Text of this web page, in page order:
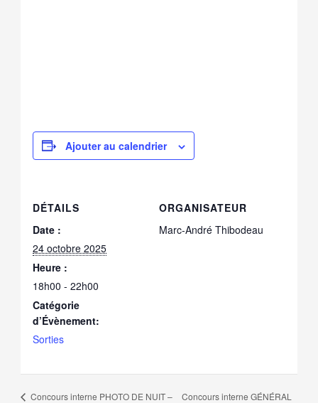
Ajouter au calendrier
DÉTAILS
Date :
24 octobre 2025
Heure :
18h00 - 22h00
Catégorie
d’Évènement:
Sorties
ORGANISATEUR
Marc-André Thibodeau
Concours interne PHOTO DE NUIT – Concours interne GÉNÉRAL